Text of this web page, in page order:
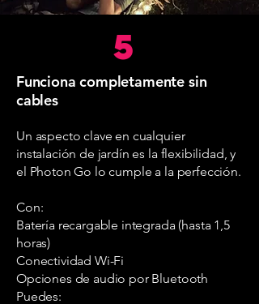
5
Funciona completamente sin
cables
Un aspecto clave en cualquier
instalación de jardín es la flexibilidad, y
el Photon Go lo cumple a la perfección.
Con:
Batería recargable integrada (hasta 1,5
horas)
Conectividad Wi-Fi
Opciones de audio por Bluetooth
Puedes: